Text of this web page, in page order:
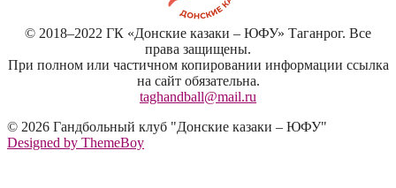
© 2018–2022 ГК «Донские казаки – ЮФУ» Таганрог. Все
права защищены.
При полном или частичном копировании информации ссылка
на сайт обязательна.
taghandball@mail.ru
© 2026 Гандбольный клуб "Донские казаки – ЮФУ"
Designed by ThemeBoy